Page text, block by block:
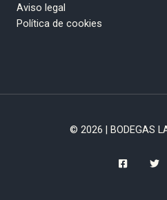
Aviso legal
Política de cookies
© 2026 | BODEGAS